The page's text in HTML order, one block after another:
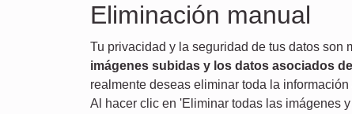
Eliminación manual
Tu privacidad y la seguridad de tus datos son
imágenes subidas y los datos asociados
realmente deseas eliminar toda la
Al hacer clic en 'Eliminar todas las imágenes